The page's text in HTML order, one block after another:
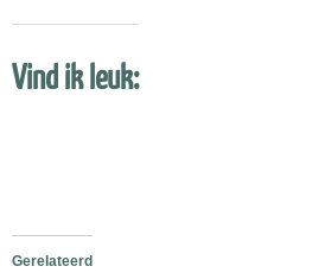
Vind ik leuk:
Gerelateerd